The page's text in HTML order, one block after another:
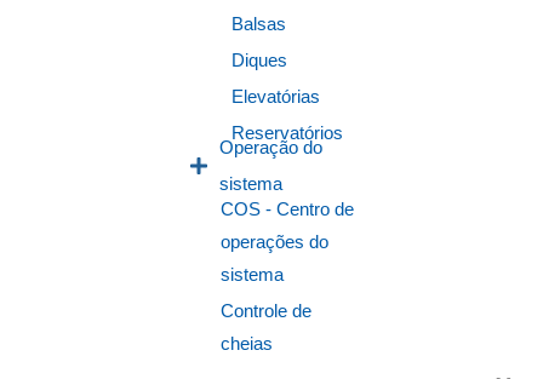
Balsas
Diques
Elevatórias
Reservatórios
Operação do
sistema
COS - Centro de
operações do
sistema
Controle de
cheias